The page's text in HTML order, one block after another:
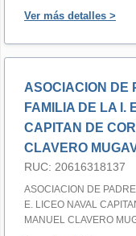
Ver más detalles >
ASOCIACION DE
FAMILIA DE LA I.
CAPITAN DE
CLAVERO
RUC: 20616318137
ASOCIACION DE
E. LICEO NAVAL
MANUEL CLAVERO